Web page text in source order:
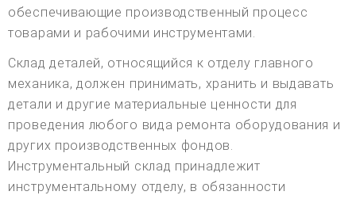
обеспечивающие производственный процесс
товарами и рабочими инструментами.
Склад деталей, относящийся к отделу главного
механика, должен принимать, хранить и выдавать
детали и другие материальные ценности для
проведения любого вида ремонта оборудования и
других производственных фондов.
Инструментальный склад принадлежит
инструментальному отделу, в обязанности